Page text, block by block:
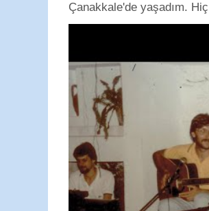
Çanakkale'de yaşadım.